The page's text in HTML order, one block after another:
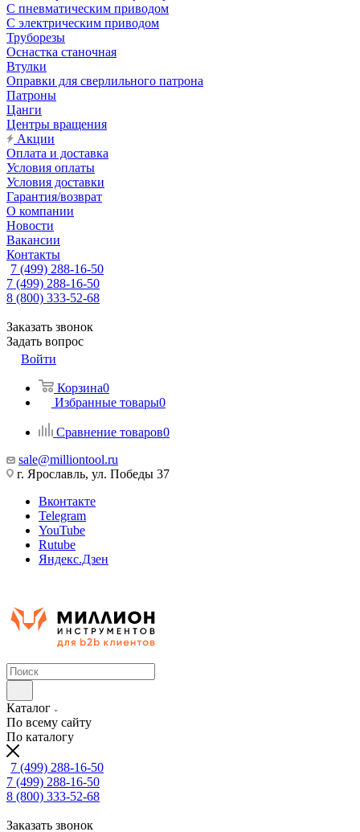
С пневматическим приводом
С электрическим приводом
Труборезы
Оснастка станочная
Втулки
Оправки для сверлильного патрона
Патроны
Цанги
Центры вращения
Акции
Оплата и доставка
Условия оплаты
Условия доставки
Гарантия/возврат
О компании
Новости
Вакансии
Контакты
7 (499) 288-16-50
7 (499) 288-16-50
8 (800) 333-52-68
Заказать звонок
Задать вопрос
Войти
Корзина0
Избранные товары0
Сравнение товаров0
sale@milliontool.ru
г. Ярославль, ул. Победы 37
Вконтакте
Telegram
YouTube
Rutube
Яндекс.Дзен
Каталог
По всему сайту
По каталогу
7 (499) 288-16-50
7 (499) 288-16-50
8 (800) 333-52-68
Заказать звонок